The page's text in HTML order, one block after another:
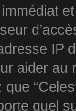
IP
aider au
quel